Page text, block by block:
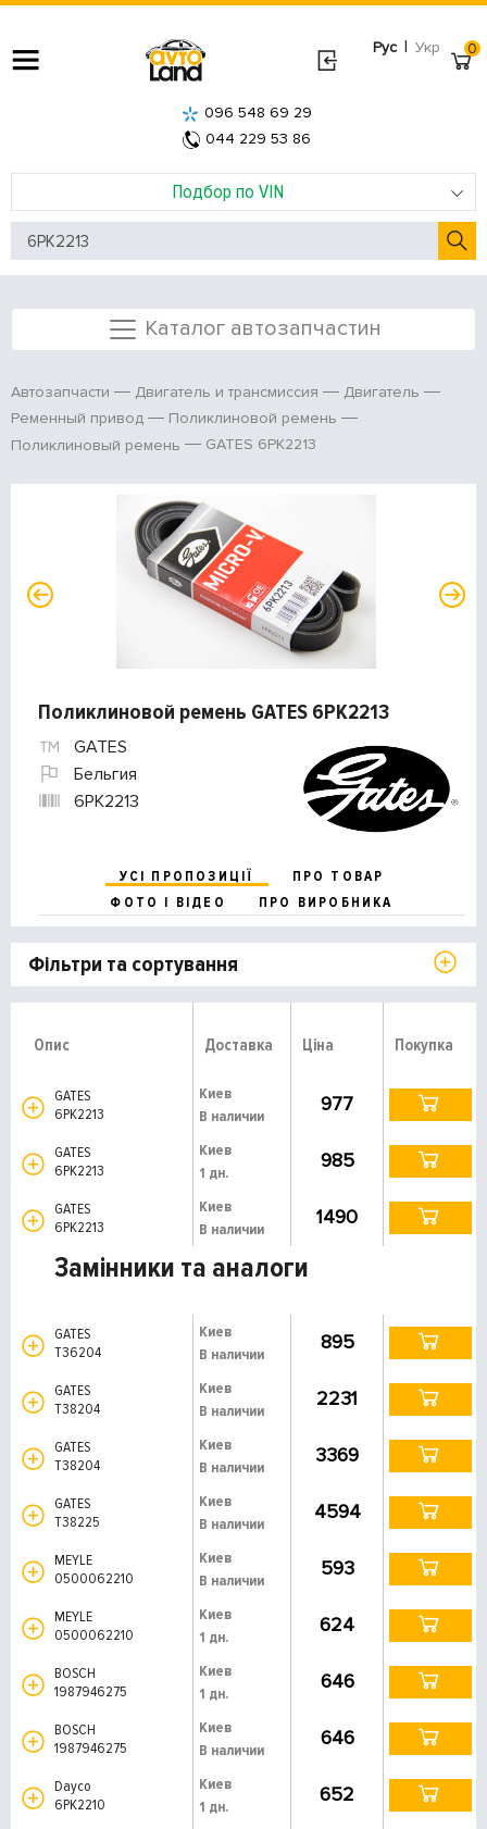
Рус | Укр
Подбор по VIN
096 548 69 29
044 229 53 86
0
Каталог автозапчастин
Автозапчасти Двигатель и трансмиссия
Двигатель
Ременный привод
Поликлиновой ремень
Поликлиновый ремень
GATES 6PK2213
Поликлиновой ремень GATES 6PK2213
GATES
Бельгия
6PK2213
УСІ ПРОПОЗИЦІЇ
ПРО ТОВАР
ФОТО І ВІДЕО
ПРО ВИРОБНИКА
Фільтри та сортування
Опис Доставка Ціна Покупка
GATES
6PK2213
Киев
В наличии
977
GATES
6PK2213
Киев
1 дн.
985
GATES
6PK2213
Киев
В наличии
1490
Замінники та аналоги
GATES
T36204
Киев
В наличии
895
GATES
T38204
Киев
В наличии
2231
GATES
T38204
Киев
В наличии
3369
GATES
T38225
Киев
В наличии
4594
MEYLE
0500062210
Киев
В наличии
593
MEYLE
0500062210
Киев
1 дн.
624
BOSCH
1987946275
Киев
1 дн.
646
BOSCH
1987946275
Киев
В наличии
646
Dayco
6PK2210
Киев
1 дн.
652